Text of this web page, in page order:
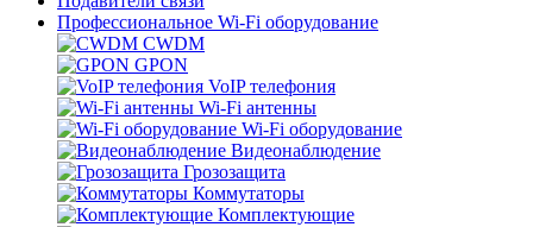
Профессиональное Wi-Fi оборудование
CWDM
GPON
VoIP телефония
Wi-Fi антенны
Wi-Fi оборудование
Видеонаблюдение
Грозозащита
Коммутаторы
Комплектующие